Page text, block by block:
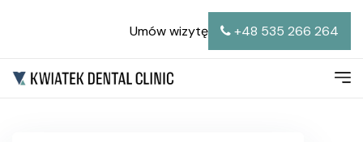
Umów wizytę +48 535 266 264